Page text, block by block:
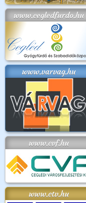
www.cegledfurdo.hu
www.varvag.hu
www.cvf.hu
www.ctv.hu